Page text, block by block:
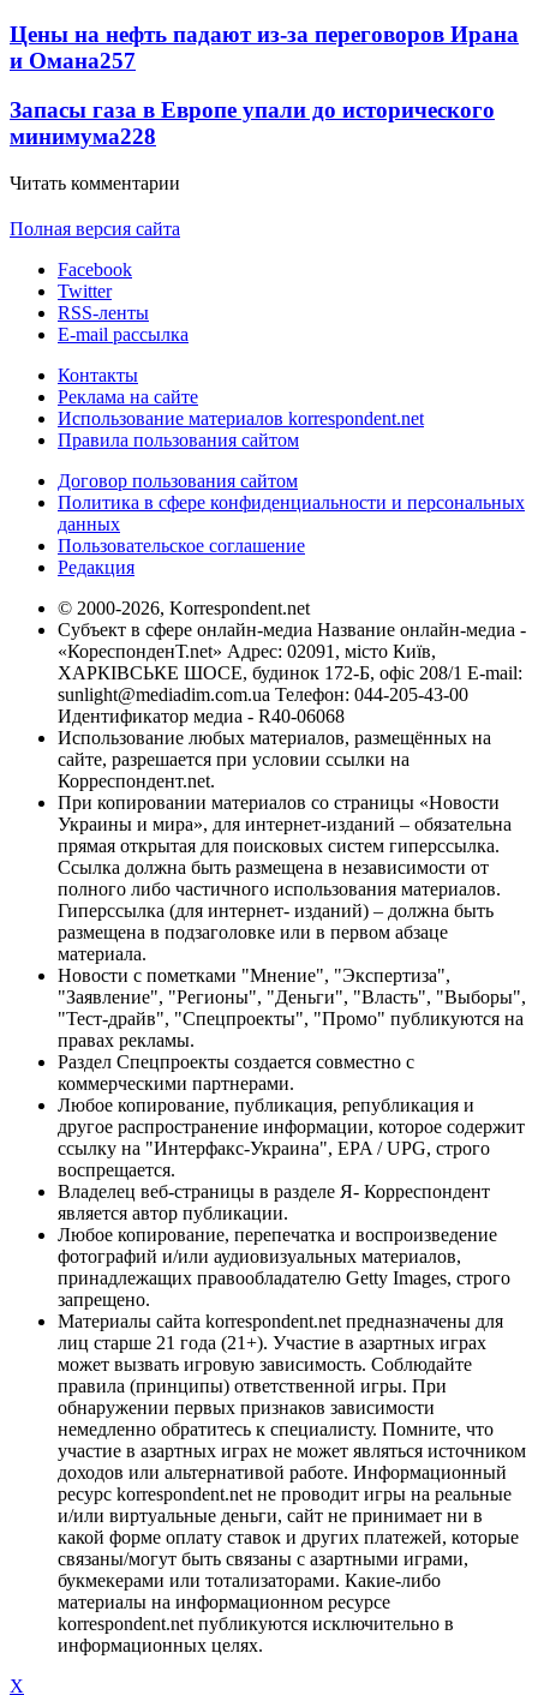
Цены на нефть падают из-за переговоров Ирана
и Омана257
Запасы газа в Европе упали до исторического
минимума228
Читать комментарии
Полная версия сайта
Facebook
Twitter
RSS-ленты
E-mail рассылка
Контакты
Реклама на сайте
Использование материалов korrespondent.net
Правила пользования сайтом
Договор пользования сайтом
Политика в сфере конфиденциальности и персональных
данных
Пользовательское соглашение
Редакция
© 2000-2026, Korrespondent.net
Субъект в сфере онлайн-медиа Название онлайн-медиа -
«КореспонденТ.net» Адрес: 02091, місто Київ,
ХАРКІВСЬКЕ ШОСЕ, будинок 172-Б, офіс 208/1 E-mail:
sunlight@mediadim.com.ua Телефон: 044-205-43-00
Идентификатор медиа - R40-06068
Использование любых материалов, размещённых на
сайте, разрешается при условии ссылки на
Корреспондент.net.
При копировании материалов со страницы «Новости
Украины и мира», для интернет-изданий – обязательна
прямая открытая для поисковых систем гиперссылка.
Ссылка должна быть размещена в независимости от
полного либо частичного использования материалов.
Гиперссылка (для интернет- изданий) – должна быть
размещена в подзаголовке или в первом абзаце
материала.
Новости с пометками "Мнение", "Экспертиза",
"Заявление", "Регионы", "Деньги", "Власть", "Выборы",
"Тест-драйв", "Спецпроекты", "Промо" публикуются на
правах рекламы.
Раздел Спецпроекты создается совместно с
коммерческими партнерами.
Любое копирование, публикация, републикация и
другое распространение информации, которое содержит
ссылку на "Интерфакс-Украина", EPA / UPG, строго
воспрещается.
Владелец веб-страницы в разделе Я- Корреспондент
является автор публикации.
Любое копирование, перепечатка и воспроизведение
фотографий и/или аудиовизуальных материалов,
принадлежащих правообладателю Getty Images, строго
запрещено.
Материалы сайта korrespondent.net предназначены для
лиц старше 21 года (21+). Участие в азартных играх
может вызвать игровую зависимость. Соблюдайте
правила (принципы) ответственной игры. При
обнаружении первых признаков зависимости
немедленно обратитесь к специалисту. Помните, что
участие в азартных играх не может являться источником
доходов или альтернативой работе. Информационный
ресурс korrespondent.net не проводит игры на реальные
и/или виртуальные деньги, сайт не принимает ни в
какой форме оплату ставок и других платежей, которые
связаны/могут быть связаны с азартными играми,
букмекерами или тотализаторами. Какие-либо
материалы на информационном ресурсе
korrespondent.net публикуются исключительно в
информационных целях.
X